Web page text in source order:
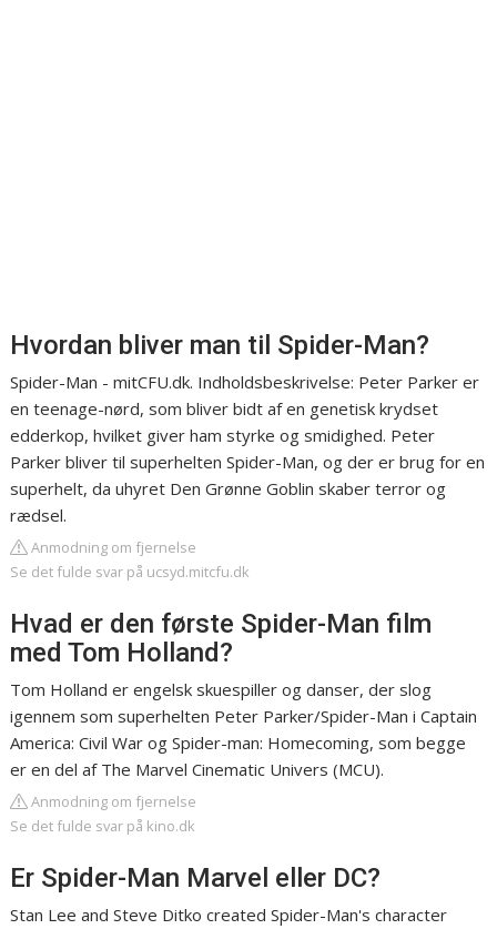
Hvordan bliver man til Spider-Man?
Spider-Man - mitCFU.dk. Indholdsbeskrivelse: Peter Parker er
en teenage-nørd, som bliver bidt af en genetisk krydset
edderkop, hvilket giver ham styrke og smidighed. Peter
Parker bliver til superhelten Spider-Man, og der er brug for en
superhelt, da uhyret Den Grønne Goblin skaber terror og
rædsel.
Anmodning om fjernelse
Se det fulde svar på ucsyd.mitcfu.dk
Hvad er den første Spider-Man film
med Tom Holland?
Tom Holland er engelsk skuespiller og danser, der slog
igennem som superhelten Peter Parker/Spider-Man i Captain
America: Civil War og Spider-man: Homecoming, som begge
er en del af The Marvel Cinematic Univers (MCU).
Anmodning om fjernelse
Se det fulde svar på kino.dk
Er Spider-Man Marvel eller DC?
Stan Lee and Steve Ditko created Spider-Man's character